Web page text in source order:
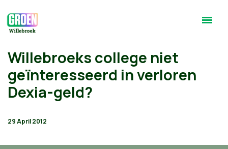
Willebroeks college niet
geïnteresseerd in verloren
Dexia-geld?
29 April 2012